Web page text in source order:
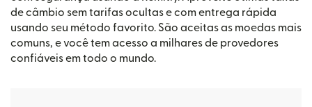
de câmbio sem tarifas ocultas e com entrega rápida
usando seu método favorito. São aceitas as moedas mais
comuns, e você tem acesso a milhares de provedores
confiáveis em todo o mundo.